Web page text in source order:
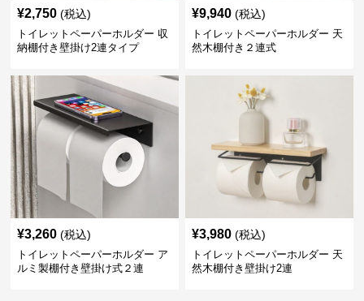
¥2,750 (税込)
トイレットペーパーホルダー 収
納棚付き壁掛け2連タイプ
¥9,940 (税込)
トイレットペーパーホルダー 天
然木棚付き２連式
¥3,260 (税込)
トイレットペーパーホルダー ア
ルミ製棚付き壁掛け式２連
¥3,980 (税込)
トイレットペーパーホルダー 天
然木棚付き壁掛け2連